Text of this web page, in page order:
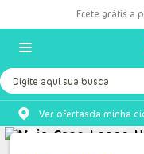
Frete grátis a
Digite aqui sua busca
Ver ofertasda minha